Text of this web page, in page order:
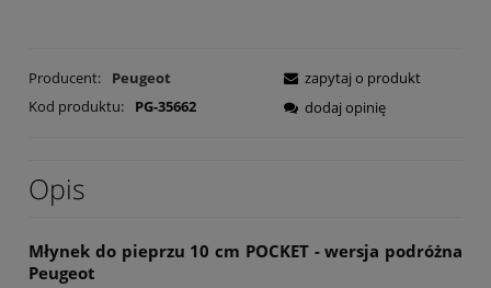
Producent:
Peugeot
Kod produktu:
PG-35662
zapytaj o produkt
dodaj opinię
Opis
Młynek do pieprzu 10 cm POCKET - wersja podróżna
Peugeot